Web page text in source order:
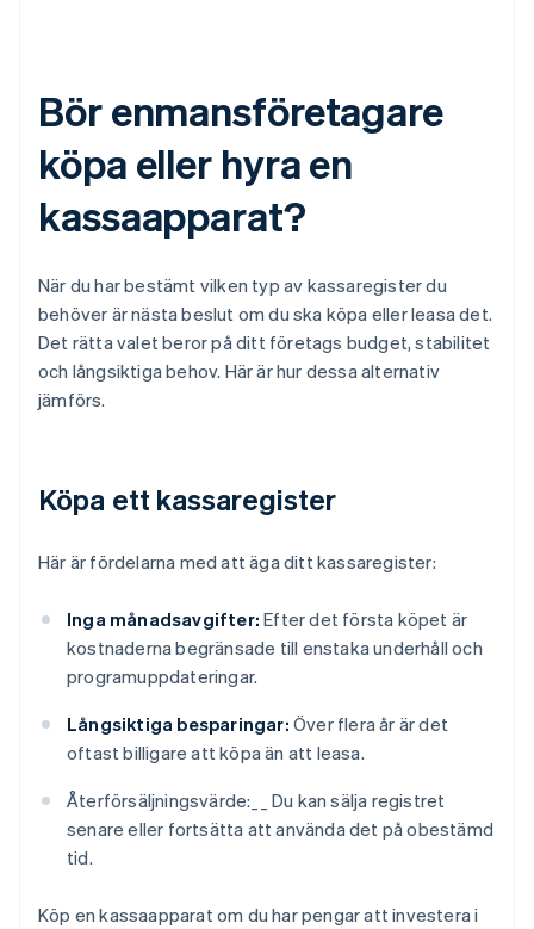
Bör enmansföretagare
köpa eller hyra en
kassaapparat?
När du har bestämt vilken typ av kassaregister du
behöver är nästa beslut om du ska köpa eller leasa det.
Det rätta valet beror på ditt företags budget, stabilitet
och långsiktiga behov. Här är hur dessa alternativ
jämförs.
Köpa ett kassaregister
Här är fördelarna med att äga ditt kassaregister:
Inga månadsavgifter: Efter det första köpet är
kostnaderna begränsade till enstaka underhåll och
programuppdateringar.
Långsiktiga besparingar: Över flera år är det
oftast billigare att köpa än att leasa.
Återförsäljningsvärde:__ Du kan sälja registret
senare eller fortsätta att använda det på obestämd
tid.
Köp en kassaapparat om du har pengar att investera i